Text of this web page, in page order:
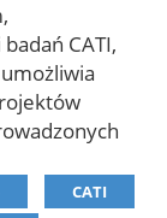
CATI,
CATI